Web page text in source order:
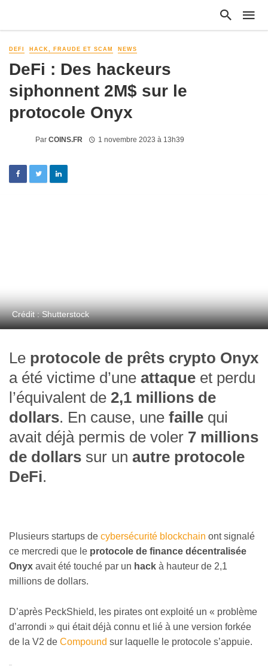
DEFI HACK, FRAUDE ET SCAM NEWS
DeFi : Des hackeurs
siphonnent 2M$ sur le
protocole Onyx
Par COINS.FR 1 novembre 2023 à 13h39
Crédit : Shutterstock
Le protocole de prêts crypto Onyx
a été victime d’une attaque et perdu
l’équivalent de 2,1 millions de
dollars. En cause, une faille qui
avait déjà permis de voler 7 millions
de dollars sur un autre protocole
DeFi.
Plusieurs startups de cybersécurité blockchain ont signalé
ce mercredi que le protocole de finance décentralisée
Onyx avait été touché par un hack à hauteur de 2,1
millions de dollars.
D’après PeckShield, les pirates ont exploité un « problème
d’arrondi » qui était déjà connu et lié à une version forkée
de la V2 de Compound sur laquelle le protocole s’appuie.